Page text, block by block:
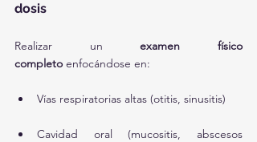
dosis
Realizar un examen físico
completo enfocándose en:
Vías respiratorias altas (otitis, sinusitis)
Cavidad oral (mucositis, abscesos